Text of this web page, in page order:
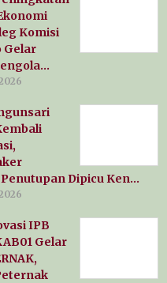
Komisi
Gelar
Dipicu Ken…
IPB
Gelar